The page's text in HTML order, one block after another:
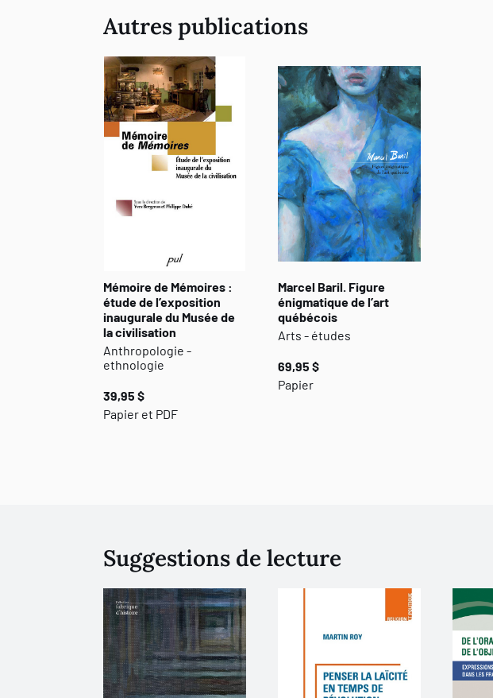
Autres publications
Mémoire de Mémoires :
étude de l’exposition
inaugurale du Musée de
la civilisation
Anthropologie -
ethnologie
39,95 $
Papier et PDF
Marcel Baril. Figure
énigmatique de l’art
québécois
Arts - études
69,95 $
Papier
Suggestions de lecture